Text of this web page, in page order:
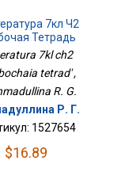
7кл Ч2
Тетрадь
7kl ch2
tetrad' ,
R. G.
Р. Г.
1527654
$16.89